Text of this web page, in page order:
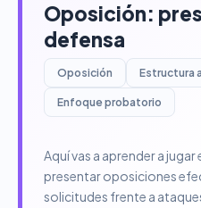
Oposición:
defensa
Oposición Estructura
Enfoque probatorio
Aquí vas a aprender a
presentar oposiciones
solicitudes frente a